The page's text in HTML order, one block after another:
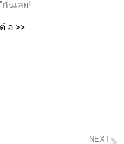
กันเลย!
อ >>
NEXT